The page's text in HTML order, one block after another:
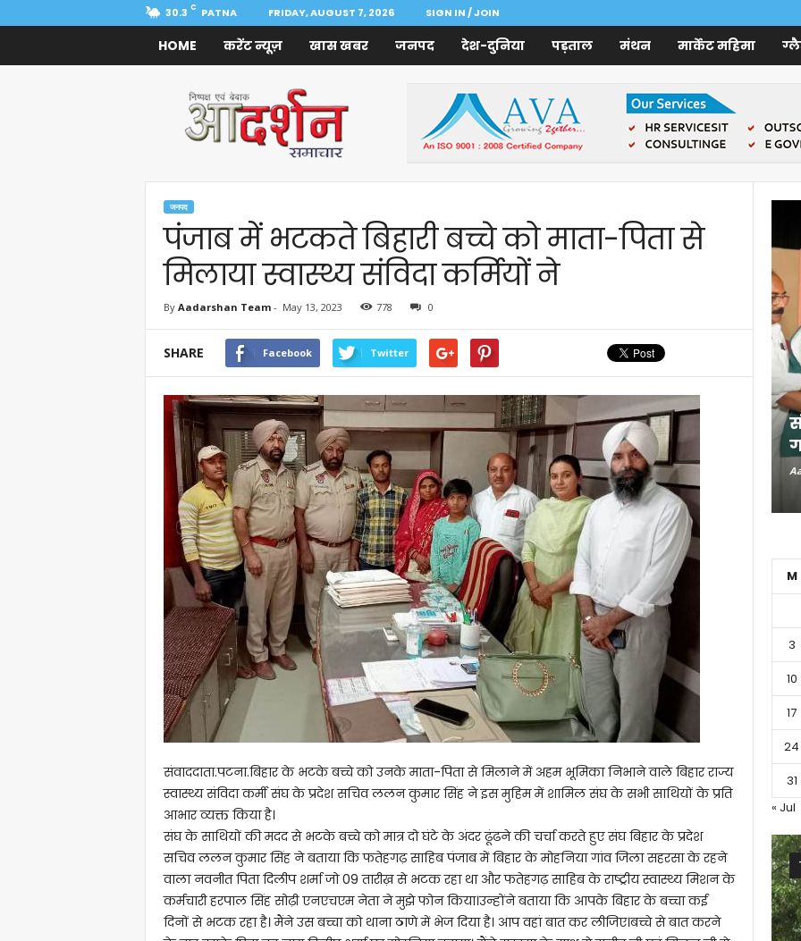
30.3 C PATNA FRIDAY, AUGUST 7, 2026 SIGN IN / JOIN
HOME करेंट न्यूज़ खास खबर जनपद देश-दुनिया पड़ताल मंथन मार्केट महिमा
Samachar
जनपद
पंजाब में भटकते बिहारी बच्चे को माता-पिता से
मिलाया स्वास्थ्य संविदा कर्मियों ने
By Aadarshan Team- May 13, 2023 778 0
SHARE Facebook Twitter
संवाददाता.पटना.बिहार के भटके बच्चे को उनके माता-पिता से मिलाने में अहम भूमिका निभाने वाले बिहार राज्य
स्वास्थ्य संविदा कर्मी संघ के प्रदेश सचिव ललन कुमार सिंह ने इस मुहिम में शामिल संघ के सभी साथियों के प्रति
आभार व्यक्त किया है।
संघ के साथियों की मदद से भटके बच्चे को मात्र दो घंटे के अंदर ढूंढने की चर्चा करते हुए संघ बिहार के प्रदेश
सचिव ललन कुमार सिंह ने बताया कि फतेहगढ़ साहिब पंजाब में बिहार के मोहनिया गांव जिला सहरसा के रहने
वाला नवनीत पिता दिलीप शर्मा जो 09 तारीख़ से भटक रहा था और फतेहगढ़ साहिब के राष्ट्रीय स्वास्थ्य मिशन के
कर्मचारी हरपाल सिंह सोढ़ी एनएचएम नेता ने मुझे फोन किया।उन्होंने बताया कि आपके बिहार के बच्चा कई
दिनों से भटक रहा है। मैंने उस बच्चा को थाना ठाणे में भेज दिया है। आप वहां बात कर लीजिए।बच्चे से बात करने
M
3
10
17
24
31
« Jul